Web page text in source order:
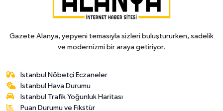
Gazete Alanya, yepyeni temasıyla sizleri buluştururken, sadelik
ve modernizmi bir araya getiriyor.
İstanbul Nöbetçi Eczaneler
İstanbul Hava Durumu
İstanbul Trafik Yoğunluk Haritası
Puan Durumu ve Fikstür